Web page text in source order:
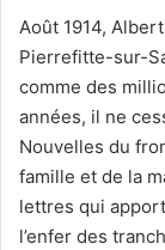
Août 1914,
Pierrefitte-sur-
comme des
années, il ne
Nouvelles du
famille et de la
lettres qui
l’enfer des